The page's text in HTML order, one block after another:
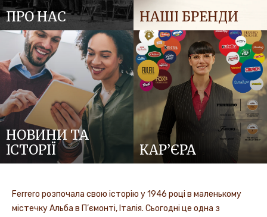
ПРО НАС НАШІ БРЕНДИ
НОВИНИ ТА
ІСТОРІЇ
КАР’ЄРА
Ferrero розпочала свою історію у 1946 році в маленькому
містечку Альба в П’ємонті, Італія. Сьогодні це одна з